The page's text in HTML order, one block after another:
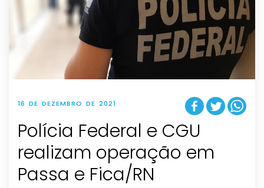
16 DE DEZEMBRO DE 2021
Polícia Federal e CGU
realizam operação em
Passa e Fica/RN